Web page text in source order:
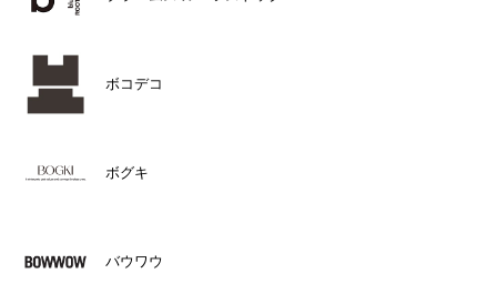
ボコデコ
ボグキ
バウワウ